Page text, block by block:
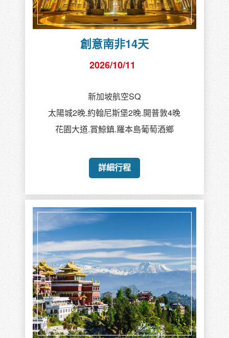
創意南非14天
2026/10/11
新加坡航空SQ
太陽城2晚.約翰尼斯堡2晚.開普敦4晚
花園大道.賞鯨鎮.羅本島葡萄酒鄉
詳細行程